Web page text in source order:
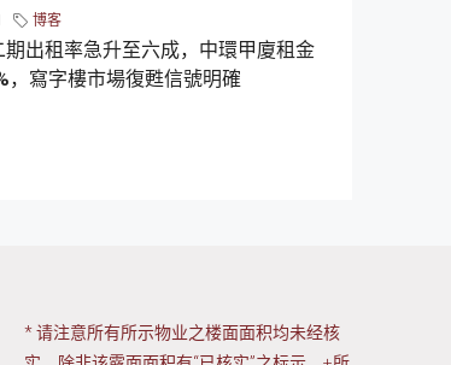
博客
期出租率急升至六成，中環甲廈租金
，寫字樓市場復甦信號明確
* 请注意所有所示物业之楼面面积均未经核